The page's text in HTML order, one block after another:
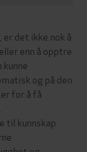
er det ikke nok å
enn å opptre
og på den
for å få
til kunnskap